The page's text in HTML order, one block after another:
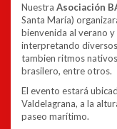
Nuestra Asociación
Santa María)
bienvenida al verano
interpretando
tambien ritmos
brasilero, entre otros.
El evento estará
Valdelagrana, a la
paseo marítimo.